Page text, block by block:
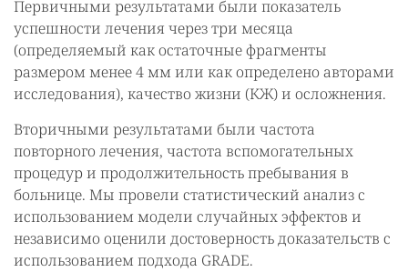
Первичными результатами были показатель
успешности лечения через три месяца
(определяемый как остаточные фрагменты
размером менее 4 мм или как определено авторами
исследования), качество жизни (КЖ) и осложнения.
Вторичными результатами были частота
повторного лечения, частота вспомогательных
процедур и продолжительность пребывания в
больнице. Мы провели статистический анализ с
использованием модели случайных эффектов и
независимо оценили достоверность доказательств с
использованием подхода GRADE.